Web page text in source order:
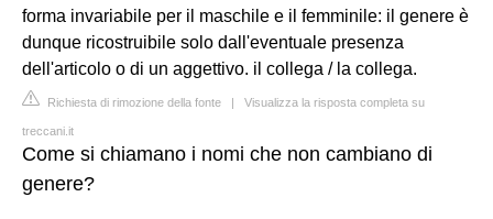
forma invariabile per il maschile e il femminile: il genere è
dunque ricostruibile solo dall'eventuale presenza
dell'articolo o di un aggettivo. il collega / la collega.
Richiesta di rimozione della fonte | Visualizza la risposta completa su
treccani.it
Come si chiamano i nomi che non cambiano di
genere?